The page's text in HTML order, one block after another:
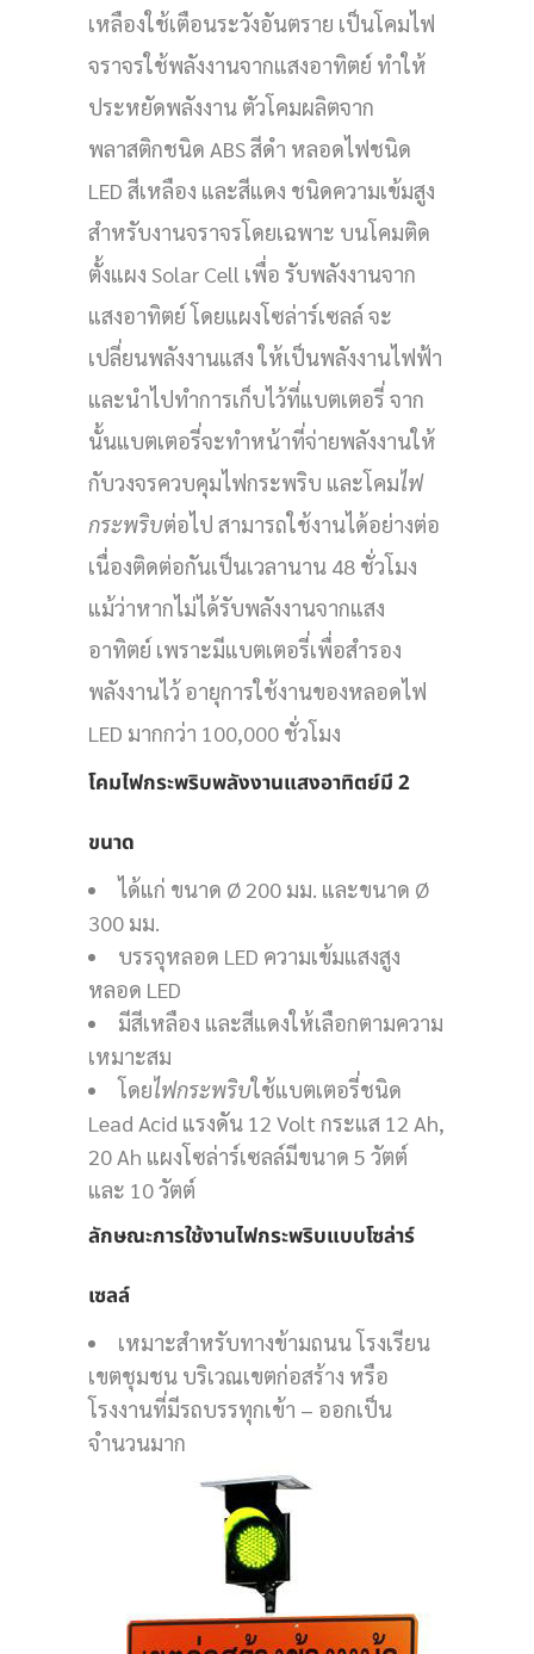
เหลืองใช้เตือนระวังอันตราย เป็นโคมไฟ
จราจรใช้พลังงานจากแสงอาทิตย์ ทำให้
ประหยัดพลังงาน ตัวโคมผลิตจาก
พลาสติกชนิด ABS สีดำ หลอดไฟชนิด
LED สีเหลือง และสีแดง ชนิดความเข้มสูง
สำหรับงานจราจรโดยเฉพาะ บนโคมติด
ตั้งแผง Solar Cell เพื่อ รับพลังงานจาก
แสงอาทิตย์ โดยแผงโซล่าร์เซลล์ จะ
เปลี่ยนพลังงานแสง ให้เป็นพลังงานไฟฟ้า
และนำไปทำการเก็บไว้ที่แบตเตอรี่ จาก
นั้นแบตเตอรี่จะทำหน้าที่จ่ายพลังงานให้
กับวงจรควบคุมไฟกระพริบ และโคมไฟ
กระพริบต่อไป สามารถใช้งานได้อย่างต่อ
เนื่องติดต่อกันเป็นเวลานาน 48 ชั่วโมง
แม้ว่าหากไม่ได้รับพลังงานจากแสง
อาทิตย์ เพราะมีแบตเตอรี่เพื่อสำรอง
พลังงานไว้ อายุการใช้งานของหลอดไฟ
LED มากกว่า 100,000 ชั่วโมง
โคมไฟกระพริบพลังงานแสงอาทิตย์มี 2
ขนาด
ได้แก่ ขนาด Ø 200 มม. และขนาด Ø
300 มม.
บรรจุหลอด LED ความเข้มแสงสูง
หลอด LED
มีสีเหลือง และสีแดงให้เลือกตามความ
เหมาะสม
โดยไฟกระพริบใช้แบตเตอรี่ชนิด
Lead Acid แรงดัน 12 Volt กระแส 12 Ah,
20 Ah แผงโซล่าร์เซลล์มีขนาด 5 วัตต์
และ 10 วัตต์
ลักษณะการใช้งานไฟกระพริบแบบโซล่าร์
เซลล์
เหมาะสำหรับทางข้ามถนน โรงเรียน
เขตชุมชน บริเวณเขตก่อสร้าง หรือ
โรงงานที่มีรถบรรทุกเข้า – ออกเป็น
จำนวนมาก